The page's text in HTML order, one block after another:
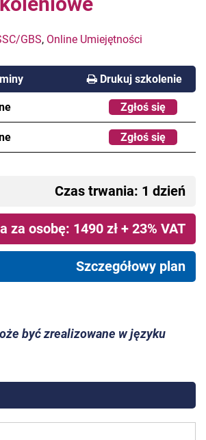
GBS, Online Umiejętności
Drukuj szkolenie
Zgłoś się
Zgłoś się
Czas trwania: 1 dzień
za osobę: 1490 zł + 23% VAT
Szczegółowy plan
być zrealizowane w języku